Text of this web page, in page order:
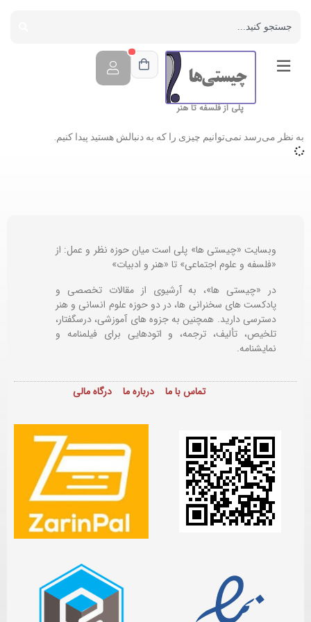
پلی از فلسفه تا هنر
به نظر می‌رسد نمی‌توانیم چیزی را که به دنبالش هستید پیدا کنیم.
وبسایت «چیستی ها» پلی است میان حوزه نظر و عمل: از
«فلسفه و علوم اجتماعی» تا «هنر و ادبیات»
در «چیستی ها»، به آرشیوی از مقالات تخصصی و
پادکست های سخنرانی ها، در دو حوزه علوم انسانی و هنر
دسترسی دارید. همچنین به جزوه های آموزشی، درسگفتار،
تلخیص، تألیف، ترجمه، و اتودهایی برایفیلمنامه و
نمایشنامه.
تماس با ما درباره ما درگاه مالی